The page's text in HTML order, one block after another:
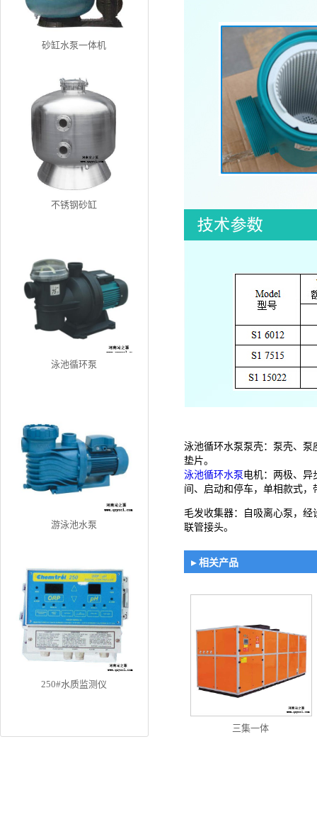
砂缸水泵一体机
不锈钢砂缸
泳池循环泵
游泳池水泵
250#水质监测仪
泳池循环水泵泵壳：泵壳、
垫片。
泳池循环水泵 电机：两极、异
间、启动和停车，单相款式，
毛发收集器：自吸离心泵，
联管接头。
▸ 相关产品
三集一体